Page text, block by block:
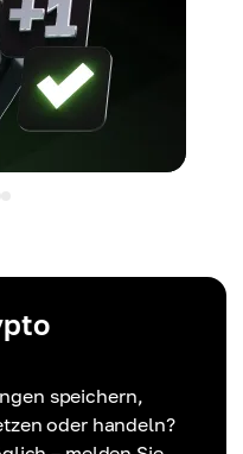
speichern,
oder handeln?